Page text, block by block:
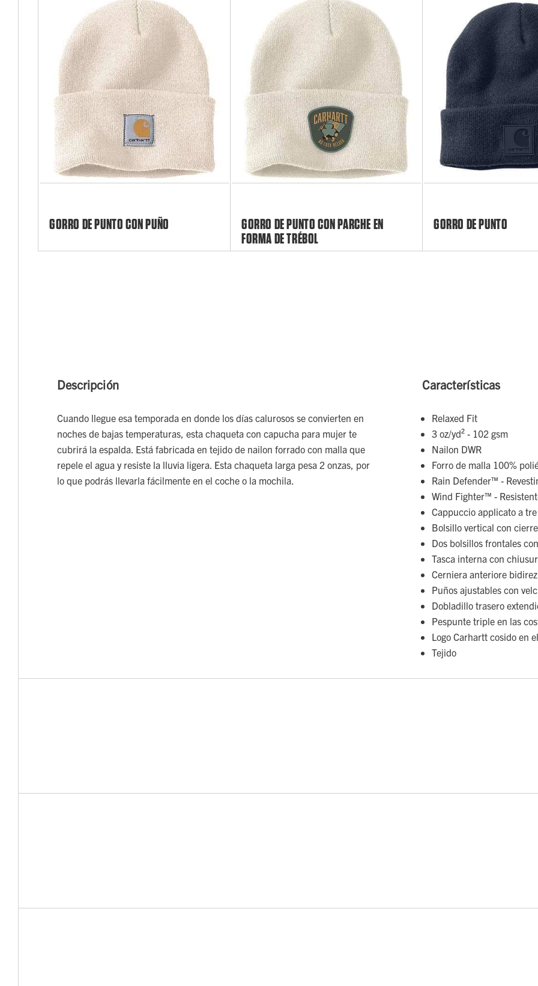
GORRO DE PUNTO CON PUÑO
GORRO DE PUNTO CON PARCHE EN
FORMA DE TRÉBOL
GORRO DE PUNTO
Descripción
Cuando llegue esa temporada en donde los días calurosos se convierten en
noches de bajas temperaturas, esta chaqueta con capucha para mujer te
cubrirá la espalda. Está fabricada en tejido de nailon forrado con malla que
repele el agua y resiste la lluvia ligera. Esta chaqueta larga pesa 2 onzas, por
lo que podrás llevarla fácilmente en el coche o la mochila.
Características
Relaxed Fit
3 oz/yd² - 102 gsm
Nailon DWR
Forro de malla 100%
Rain Defender™ -
Wind Fighter™ -
Cappuccio applicato a
Bolsillo vertical con
Dos bolsillos frontales
Tasca interna con
Cerniera anteriore
Puños ajustables con
Dobladillo trasero
Pespunte triple en las
Logo Carhartt cosido en
Tejido